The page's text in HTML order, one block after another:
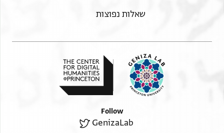
שאלות נפוצות
Follow
GenizaLab